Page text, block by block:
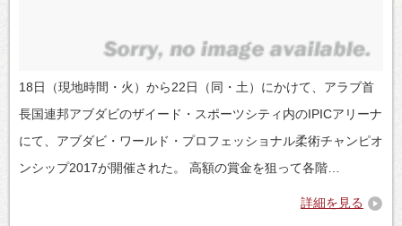
18日（現地時間・火）から22日（同・土）にかけて、アラブ首
長国連邦アブダビのザイード・スポーツシティ内のIPICアリーナ
にて、アブダビ・ワールド・プロフェッショナル柔術チャンピオ
ンシップ2017が開催された。 高額の賞金を狙って各階…
詳細を見る